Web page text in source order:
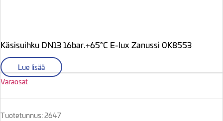
Käsisuihku DN13 16bar.+65°C E-lux Zanussi 0K8553
Lue lisää
Varaosat
Tuotetunnus: 2647